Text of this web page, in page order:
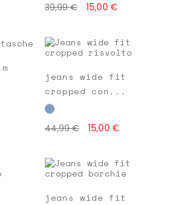
39,99 € 15,00 €
jeans wide fit
cropped con...
44,99 € 15,00 €
jeans wide fit